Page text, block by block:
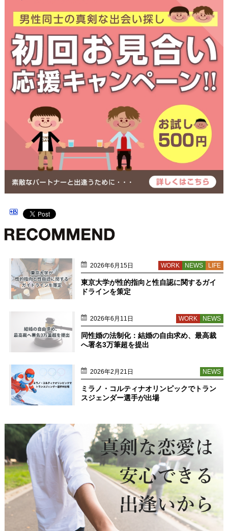
2026年6月15日 LIFE
NEWS
WORK
東京大学が性的指向と性自認に関するガイ
ドラインを策定
2026年6月11日 NEWS
WORK
同性婚の法制化：結婚の自由求め、最高裁
へ署名3万筆超を提出
2026年2月21日 NEWS
ミラノ・コルティナオリンピックでトラン
スジェンダー選手が出場